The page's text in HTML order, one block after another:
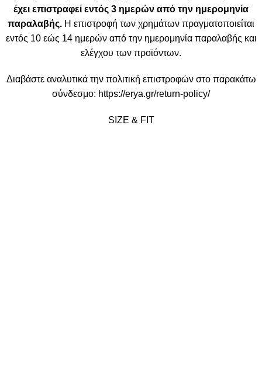
έχει επιστραφεί εντός 3 ημερών από την ημερομηνία
παραλαβής. Η επιστροφή των χρημάτων πραγματοποιείται
εντός 10 εώς 14 ημερών από την ημερομηνία παραλαβής και
ελέγχου των προϊόντων.
Διαβάστε αναλυτικά την πολιτική επιστροφών στο παρακάτω
σύνδεσμο: https://erya.gr/return-policy/
SIZE & FIT